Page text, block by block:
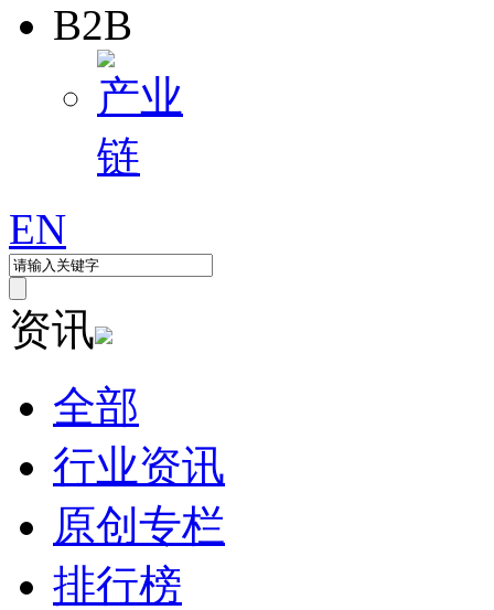
B2B
产业
链
EN
资讯
全部
行业资讯
原创专栏
排行榜